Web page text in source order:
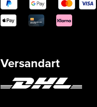
Versandart